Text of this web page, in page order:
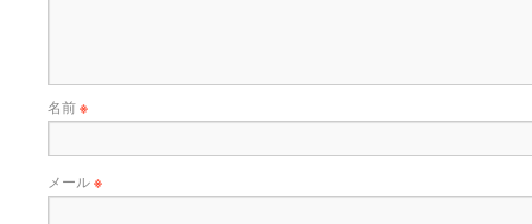
名前※
メール※